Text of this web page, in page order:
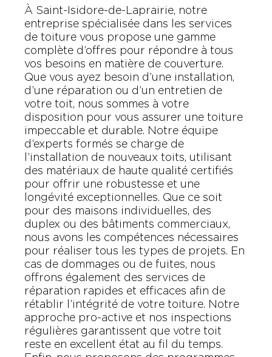
À Saint-Isidore-de-Laprairie, notre
entreprise spécialisée dans les services
de toiture vous propose une gamme
complète d’offres pour répondre à tous
vos besoins en matière de couverture.
Que vous ayez besoin d’une installation,
d’une réparation ou d’un entretien de
votre toit, nous sommes à votre
disposition pour vous assurer une toiture
impeccable et durable. Notre équipe
d’experts formés se charge de
l’installation de nouveaux toits, utilisant
des matériaux de haute qualité certifiés
pour offrir une robustesse et une
longévité exceptionnelles. Que ce soit
pour des maisons individuelles, des
duplex ou des bâtiments commerciaux,
nous avons les compétences nécessaires
pour réaliser tous les types de projets. En
cas de dommages ou de fuites, nous
offrons également des services de
réparation rapides et efficaces afin de
rétablir l’intégrité de votre toiture. Notre
approche pro-active et nos inspections
régulières garantissent que votre toit
reste en excellent état au fil du temps.